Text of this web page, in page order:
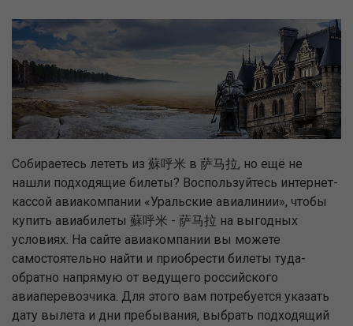
Собираетесь лететь из 蘇呼米 в 萨马拉, но ещё не
нашли подходящие билеты? Воспользуйтесь интернет-
кассой авиакомпании «Уральские авиалинии», чтобы
купить авиабилеты 蘇呼米 - 萨马拉 на выгодных
условиях. На сайте авиакомпании вы можете
самостоятельно найти и приобрести билеты туда-
обратно напрямую от ведущего российского
авиаперевозчика. Для этого вам потребуется указать
дату вылета и дни пребывания, выбрать подходящий